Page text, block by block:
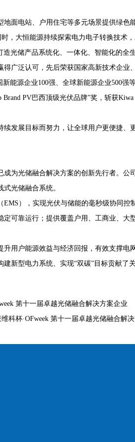
面电站、户用住宅等多元场景提供绿色
，大恒能源持续探索电力电子转换技术
光储产品系统化、一体化、智能化的全
广泛认可，先后荣获国家高新技术企业
能源企业100强、全球新能源企业500强
PV巴西顶级光伏品牌”奖，斩获
发展目标而努力，让全球用户更便捷、
为光储融合解决方案的创新先行者。公
光储融合系统。
），实现光伏与储能的毫秒级协同控
可靠运行；提供覆盖户用、工商业、大
用户能源效益与经济回报，有效支撑电
新型电力系统、实现“双碳”目标贡献了
第十一届卓越光储融合解决方案企业
科杯·OFweek 第十一届卓越光储融合解